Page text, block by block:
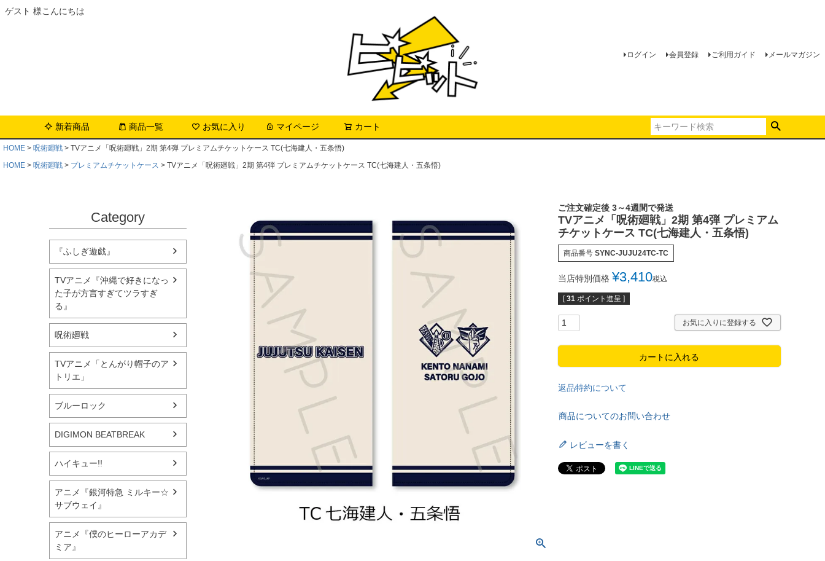
ゲスト 様こんにちは
ログイン 会員登録 ご利用ガイド メールマガジン
新着商品 商品一覧 お気に入り マイページ カート
HOME 呪術廻戦
TVアニメ「呪術廻戦」2期 第4弾 プレミアムチケットケース TC(七海建人・五条悟)
HOME
呪術廻戦 プレミアムチケットケース TVアニメ「呪術廻戦」2期 第4弾 プレミアムチケットケース TC(七海建人・五条悟)
Category
『ふしぎ遊戯』
TVアニメ『沖縄で好きになっ
た子が方言すぎてツラすぎ
る』
呪術廻戦
TVアニメ「とんがり帽子のア
トリエ」
ブルーロック
DIGIMON BEATBREAK
ハイキュー!!
アニメ『銀河特急 ミルキー☆
サブウェイ』
アニメ『僕のヒーローアカデ
ミア』
ご注文確定後 3～4週間で発送
TVアニメ「呪術廻戦」2期 第4弾 プレミアム
チケットケース TC(七海建人・五条悟)
商品番号 SYNC-JUJU24TC-TC
当店特別価格 ¥3,410税込
[ 31 ポイント進呈 ]
お気に入りに登録する
カートに入れる
返品特約について
商品についてのお問い合わせ
レビューを書く